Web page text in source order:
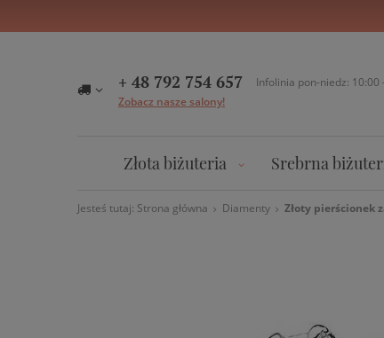
+ 48 792 754 657
Infolinia pon-niedz: 10:00
Zobacz nasze salony!
Złota biżuteria Srebrna
Jesteś tutaj: Strona główna Diamenty Złoty pierścionek